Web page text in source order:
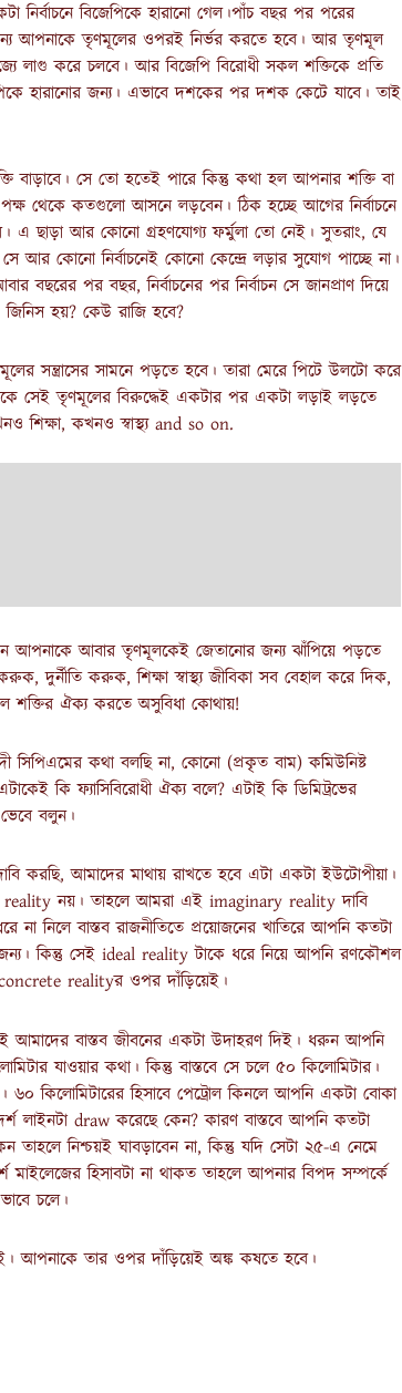
বিজেপিকে হারানো গেল।পাঁচ বছর পর পরের
জন্য আপনাকে তৃণমূলের ওপরই নির্ভর করতে হবে। আর তৃণমূল
লাগু করে চলবে। আর বিজেপি বিরোধী সকল শক্তিকে প্রতি
হারানোর জন্য। এভাবে দশকের পর দশক কেটে যাবে। তাই
বাড়াবে। সে তো হতেই পারে কিন্তু কথা হল আপনার শক্তি বা
থেকে কতগুলো আসনে লড়বেন। ঠিক হচ্ছে আগের নির্বাচনে
এ ছাড়া আর কোনো গ্রহণযোগ্য ফর্মুলা তো নেই। সুতরাং, যে
আর কোনো নির্বাচনেই কোনো কেন্দ্রে লড়ার সুযোগ পাচ্ছে না।
পর বছর, নির্বাচনের পর নির্বাচন সে জানপ্রাণ দিয়ে
হয়? কেউ রাজি হবে?
সন্ত্রাসের সামনে পড়তে হবে। তারা মেরে পিটে উলটো করে
সেই তৃণমূলের বিরুদ্ধেই একটার পর একটা লড়াই লড়তে
কখনও স্বাস্থ্য and so on.
আপনাকে আবার তৃণমূলকেই জেতানোর জন্য ঝাঁপিয়ে পড়তে
করুক, শিক্ষা স্বাস্থ্য জীবিকা সব বেহাল করে দিক,
শক্তির ঐক্য করতে অসুবিধা কোথায়!
সিপিএমের কথা বলছি না, কোনো (প্রকৃত বাম) কমিউনিষ্ট
কি ফ্যাসিবিরোধী ঐক্য বলে? এটাই কি ডিমিট্রভের
বলুন।
করছি, আমাদের মাথায় রাখতে হবে এটা একটা ইউটোপীয়া।
নয়। তাহলে আমরা এই imaginary reality দাবি
না নিলে বাস্তব রাজনীতিতে প্রয়োজনের খাতিরে আপনি কতটা
কিন্তু সেই ideal reality টাকে ধরে নিয়ে আপনি রণকৌশল
realityর ওপর দাঁড়িয়েই।
আমাদের বাস্তব জীবনের একটা উদাহরণ দিই। ধরুন আপনি
যাওয়ার কথা। কিন্তু বাস্তবে সে চলে ৫০ কিলোমিটার।
কিলোমিটারের হিসাবে পেট্রোল কিনলে আপনি একটা বোকা
লাইনটা draw করেছে কেন? কারণ বাস্তবে আপনি কতটা
নিশ্চয়ই ঘাবড়াবেন না, কিন্তু যদি সেটা ২৫-এ নেমে
মাইলেজের হিসাবটা না থাকত তাহলে আপনার বিপদ সম্পর্কে
চলে।
আপনাকে তার ওপর দাঁড়িয়েই অঙ্ক কষতে হবে।